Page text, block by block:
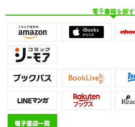
電子書籍を探す